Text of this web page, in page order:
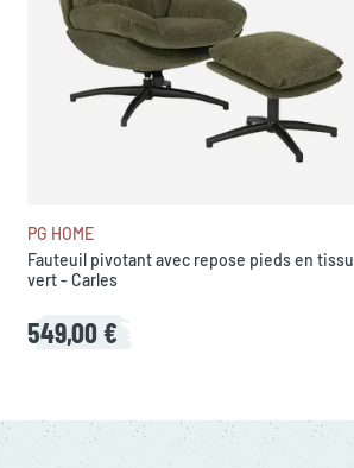
PG HOME
Fauteuil pivotant avec repose pieds en tissu
vert - Carles
549,00 €